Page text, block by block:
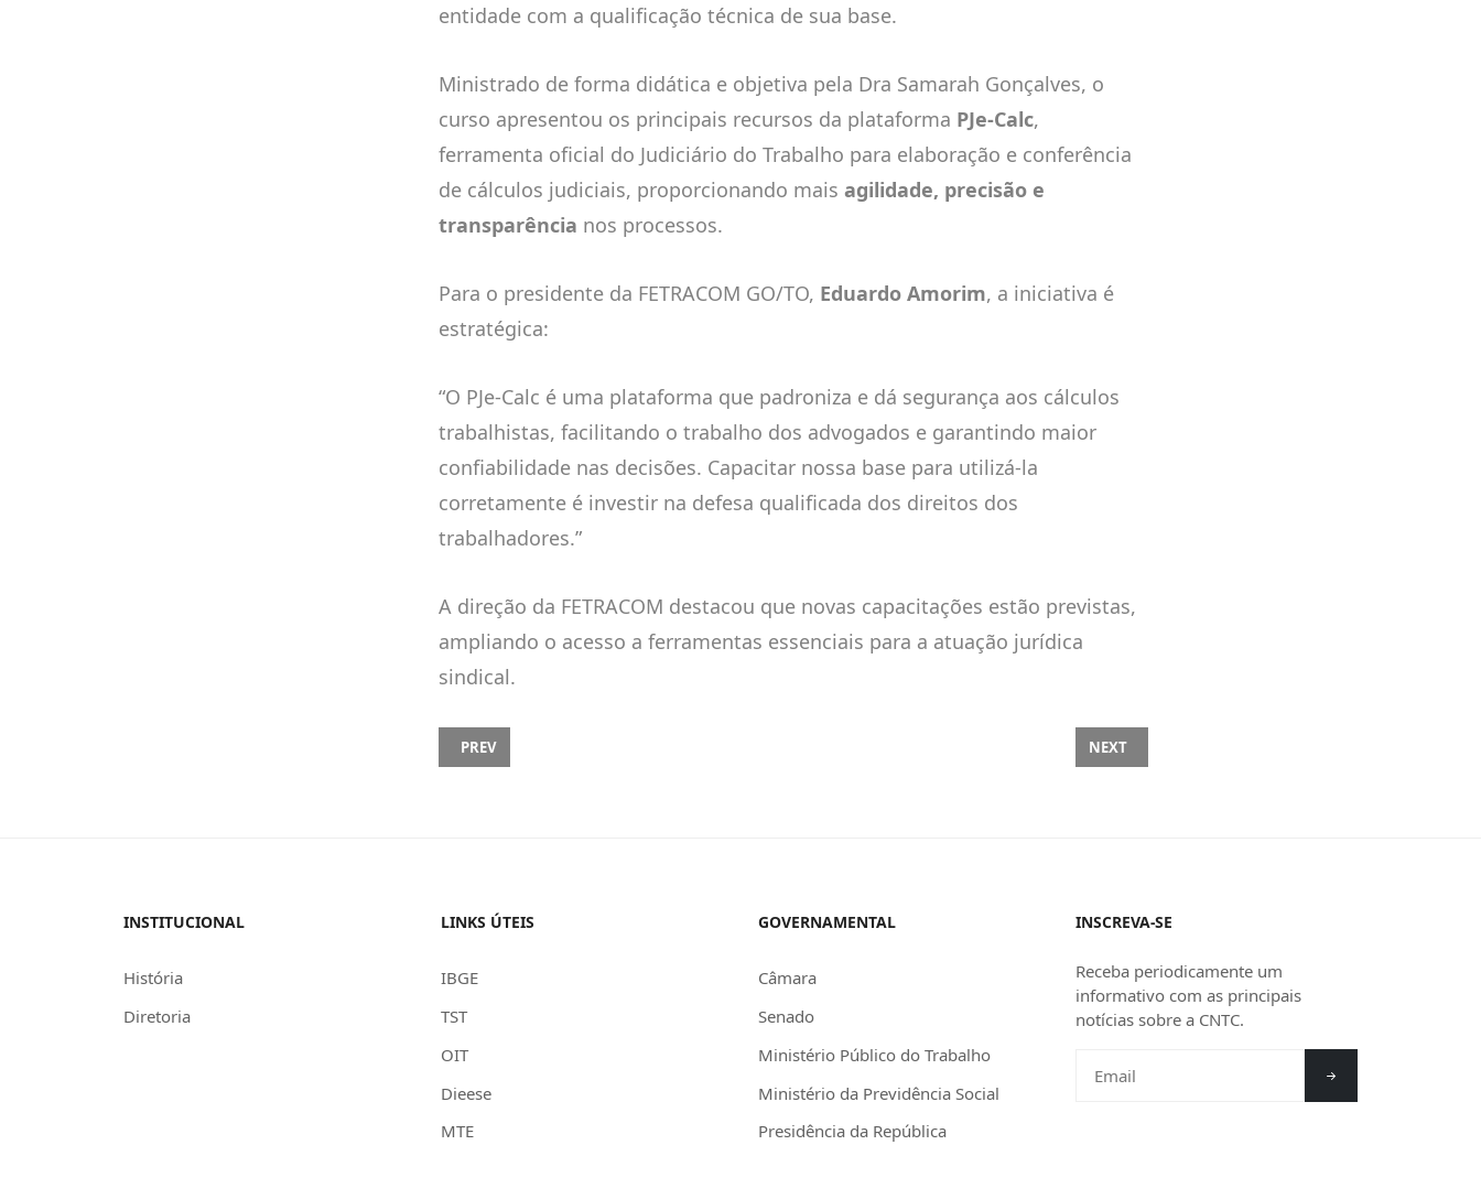
entidade com a qualificação técnica de sua base.
Ministrado de forma didática e objetiva pela Dra Samarah Gonçalves, o
curso apresentou os principais recursos da plataforma PJe-Calc,
ferramenta oficial do Judiciário do Trabalho para elaboração e conferência
de cálculos judiciais, proporcionando mais agilidade, precisão e
transparência nos processos.
Para o presidente da FETRACOM GO/TO, Eduardo Amorim, a iniciativa é
estratégica:
“O PJe-Calc é uma plataforma que padroniza e dá segurança aos cálculos
trabalhistas, facilitando o trabalho dos advogados e garantindo maior
confiabilidade nas decisões. Capacitar nossa base para utilizá-la
corretamente é investir na defesa qualificada dos direitos dos
trabalhadores.”
A direção da FETRACOM destacou que novas capacitações estão previstas,
ampliando o acesso a ferramentas essenciais para a atuação jurídica
sindical.
PREVIOUS ARTICLE: MOTTA PARTICIPA HOJE (19) DO PROGRAMA DO RATINHO
PREV NEXT ARTICLE: MOTTA REFORÇA POSICIONAMENTO A
NEXT
INSTITUCIONAL
História
Diretoria
LINKS ÚTEIS
IBGE
TST
OIT
Dieese
MTE
GOVERNAMENTAL
Câmara
Senado
Ministério Público do Trabalho
Ministério da Previdência Social
Presidência da República
INSCREVA-SE
Receba periodicamente um
informativo com as principais
notícias sobre a CNTC.